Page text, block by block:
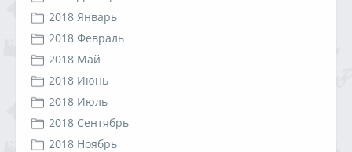
2018 Январь
2018 Февраль
2018 Май
2018 Июнь
2018 Июль
2018 Сентябрь
2018 Ноябрь